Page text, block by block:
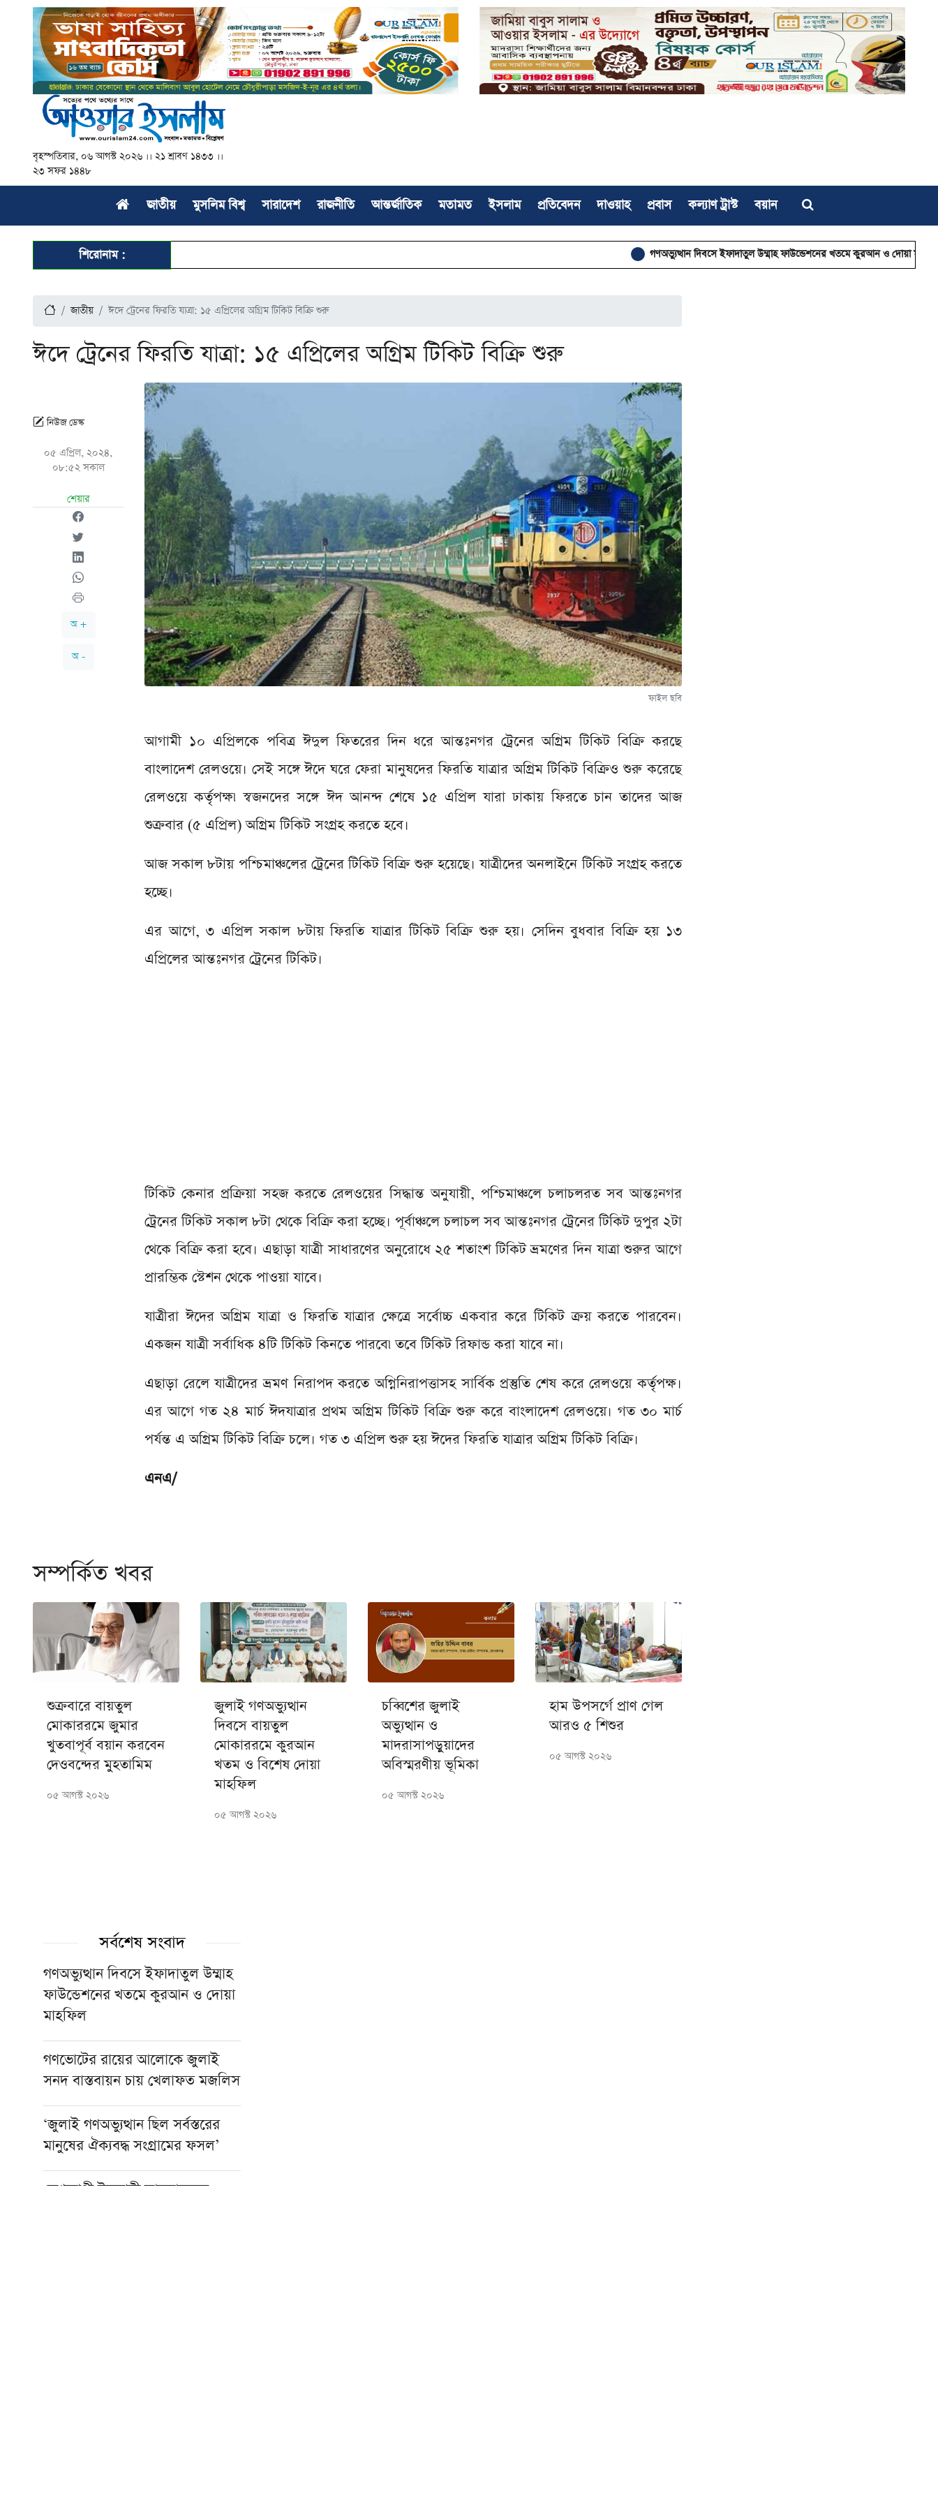
বৃহস্পতিবার, ০৬ আগস্ট ২০২৬ ।। ২১ শ্রাবণ ১৪৩৩ ।।
২৩ সফর ১৪৪৮
জাতীয় মুসলিম বিশ্ব সারাদেশ রাজনীতি আন্তর্জাতিক মতামত ইসলাম প্রতিবেদন দাওয়াহ প্রবাস কল্যাণ ট্রাস্ট বয়ান
শিরোনাম : গণঅভ্যুত্থান দিবসে ইফাদাতুল উম্মাহ ফাউন্ডেশনের খতমে কুরআন ও দোয়া মাহফিল
জাতীয় ঈদে ট্রেনের ফিরতি যাত্রা: ১৫ এপ্রিলের অগ্রিম টিকিট বিক্রি শুরু
ঈদে ট্রেনের ফিরতি যাত্রা: ১৫ এপ্রিলের অগ্রিম টিকিট বিক্রি শুরু
নিউজ ডেস্ক
০৫ এপ্রিল, ২০২৪,
০৮:৫২ সকাল
শেয়ার
অ +
অ -
ফাইল ছবি
আগামী ১০ এপ্রিলকে পবিত্র ঈদুল ফিতরের দিন ধরে আন্তঃনগর ট্রেনের অগ্রিম টিকিট বিক্রি করছে
বাংলাদেশ রেলওয়ে। সেই সঙ্গে ঈদে ঘরে ফেরা মানুষদের ফিরতি যাত্রার অগ্রিম টিকিট বিক্রিও শুরু করেছে
রেলওয়ে কর্তৃপক্ষ৷ স্বজনদের সঙ্গে ঈদ আনন্দ শেষে ১৫ এপ্রিল যারা ঢাকায় ফিরতে চান তাদের আজ
শুক্রবার (৫ এপ্রিল) অগ্রিম টিকিট সংগ্রহ করতে হবে।
আজ সকাল ৮টায় পশ্চিমাঞ্চলের ট্রেনের টিকিট বিক্রি শুরু হয়েছে। যাত্রীদের অনলাইনে টিকিট সংগ্রহ করতে
হচ্ছে।
এর আগে, ৩ এপ্রিল সকাল ৮টায় ফিরতি যাত্রার টিকিট বিক্রি শুরু হয়। সেদিন বুধবার বিক্রি হয় ১৩
এপ্রিলের আন্তঃনগর ট্রেনের টিকিট।
টিকিট কেনার প্রক্রিয়া সহজ করতে রেলওয়ের সিদ্ধান্ত অনুযায়ী, পশ্চিমাঞ্চলে চলাচলরত সব আন্তঃনগর
ট্রেনের টিকিট সকাল ৮টা থেকে বিক্রি করা হচ্ছে। পূর্বাঞ্চলে চলাচল সব আন্তঃনগর ট্রেনের টিকিট দুপুর ২টা
থেকে বিক্রি করা হবে। এছাড়া যাত্রী সাধারণের অনুরোধে ২৫ শতাংশ টিকিট ভ্রমণের দিন যাত্রা শুরুর আগে
প্রারম্ভিক স্টেশন থেকে পাওয়া যাবে।
যাত্রীরা ঈদের অগ্রিম যাত্রা ও ফিরতি যাত্রার ক্ষেত্রে সর্বোচ্চ একবার করে টিকিট ক্রয় করতে পারবেন।
একজন যাত্রী সর্বাধিক ৪টি টিকিট কিনতে পারবে৷ তবে টিকিট রিফান্ড করা যাবে না।
এছাড়া রেলে যাত্রীদের ভ্রমণ নিরাপদ করতে অগ্নিনিরাপত্তাসহ সার্বিক প্রস্তুতি শেষ করে রেলওয়ে কর্তৃপক্ষ।
এর আগে গত ২৪ মার্চ ঈদযাত্রার প্রথম অগ্রিম টিকিট বিক্রি শুরু করে বাংলাদেশ রেলওয়ে। গত ৩০ মার্চ
পর্যন্ত এ অগ্রিম টিকিট বিক্রি চলে। গত ৩ এপ্রিল শুরু হয় ঈদের ফিরতি যাত্রার অগ্রিম টিকিট বিক্রি।
এনএ/
সম্পর্কিত খবর
শুক্রবারে বায়তুল
মোকাররমে জুমার
খুতবাপূর্ব বয়ান করবেন
দেওবন্দের মুহতামিম
০৫ আগস্ট ২০২৬
জুলাই গণঅভ্যুত্থান
দিবসে বায়তুল
মোকাররমে কুরআন
খতম ও বিশেষ দোয়া
মাহফিল
০৫ আগস্ট ২০২৬
চব্বিশের জুলাই
অভ্যুত্থান ও
মাদরাসাপড়ুয়াদের
অবিস্মরণীয় ভূমিকা
০৫ আগস্ট ২০২৬
হাম উপসর্গে প্রাণ গেল
আরও ৫ শিশুর
০৫ আগস্ট ২০২৬
সর্বশেষ সংবাদ
গণঅভ্যুত্থান দিবসে ইফাদাতুল উম্মাহ
ফাউন্ডেশনের খতমে কুরআন ও দোয়া
মাহফিল
গণভোটের রায়ের আলোকে জুলাই
সনদ বাস্তবায়ন চায় খেলাফত মজলিস
‘জুলাই গণঅভ্যুত্থান ছিল সর্বস্তরের
মানুষের ঐক্যবদ্ধ সংগ্রামের ফসল’
দেশব্যাপী ইসলামী আন্দোলনের